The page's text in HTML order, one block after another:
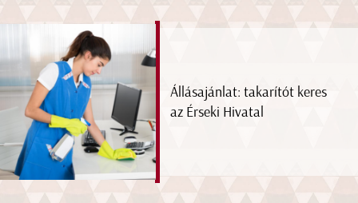
Állásajánlat: takarítót keres
az Érseki Hivatal